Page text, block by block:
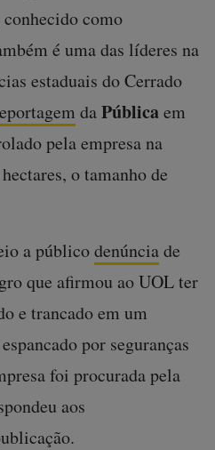
como
é uma das líderes na
estaduais do Cerrado
daPúblicaem
pela empresa na
o tamanho de
a públicodenúnciade
que afirmou ao UOL ter
e trancado em um
por seguranças
foi procurada pela
aos